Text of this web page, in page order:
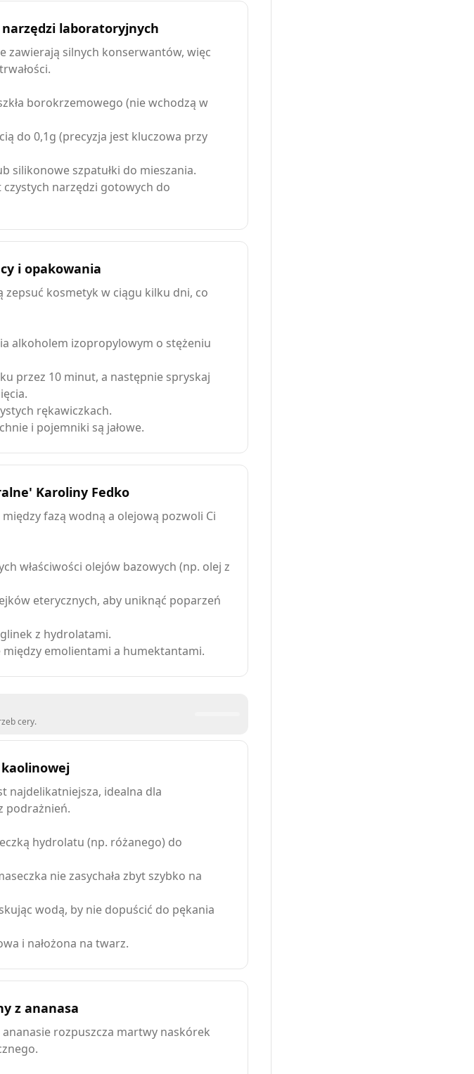
laboratoryjnych
zawierają silnych konserwantów, więc
borokrzemowego (nie wchodzą w
do 0,1g (precyzja jest kluczowa przy
silikonowe szpatułki do mieszania.
czystych narzędzi gotowych do
i opakowania
zepsuć kosmetyk w ciągu kilku dni, co
alkoholem izopropylowym o stężeniu
przez 10 minut, a następnie spryskaj
rękawiczkach.
i pojemniki są jałowe.
Karoliny Fedko
fazą wodną a olejową pozwoli Ci
właściwości olejów bazowych (np. olej z
eterycznych, aby uniknąć poparzeń
z hydrolatami.
między emolientami a humektantami.
cery.
najdelikatniejsza, idealna dla
podrażnień.
hydrolatu (np. różanego) do
nie zasychała zbyt szybko na
wodą, by nie dopuścić do pękania
i nałożona na twarz.
z ananasa
rozpuszcza martwy naskórek